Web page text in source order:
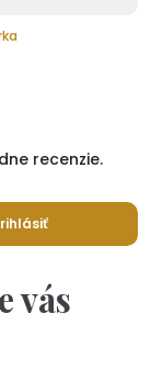
recenzie.
vás